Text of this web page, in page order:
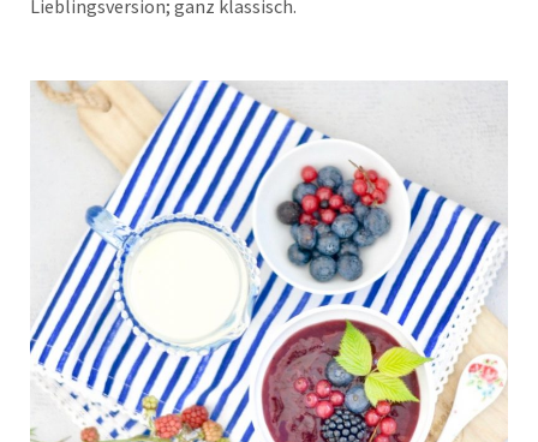
Lieblingsversion; ganz klassisch.